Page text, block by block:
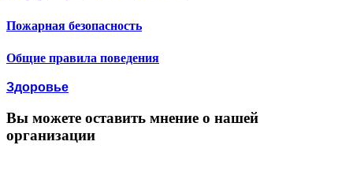
Пожарная безопасность
Общие правила поведения
Здоровье
Вы можете оставить мнение о нашей
организации